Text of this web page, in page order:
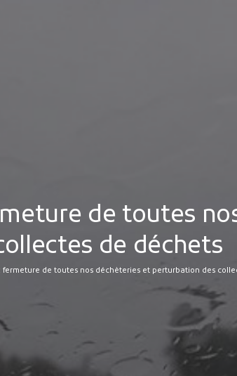
de toutes
de déchets
fermeture de toutes nos déchèteries et perturbation des